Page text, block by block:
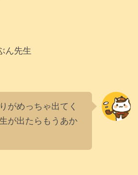
ん先生
がめっちゃ出てく
が出たらもうあか